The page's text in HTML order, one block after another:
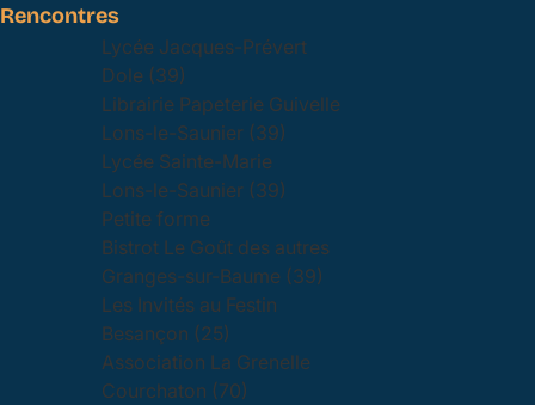
Rencontres
Lycée Jacques-Prévert
Dole (39)
Librairie Papeterie Guivelle
Lons-le-Saunier (39)
Lycée Sainte-Marie
Lons-le-Saunier (39)
Petite forme
Bistrot Le Goût des autres
Granges-sur-Baume (39)
Les Invités au Festin
Besançon (25)
Association La Grenelle
Courchaton (70)